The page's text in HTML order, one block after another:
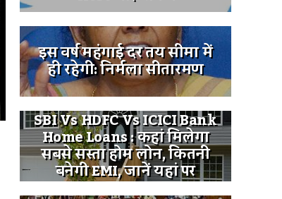
इस वर्ष महंगाई दर तय सीमा में
ही रहेगी: निर्मला सीतारमण
SBI Vs HDFC Vs ICICI Bank
Home Loans : कहां मिलेगा
सबसे सस्ता होम लोन, कितनी
बनेगी EMI, जानें यहां पर